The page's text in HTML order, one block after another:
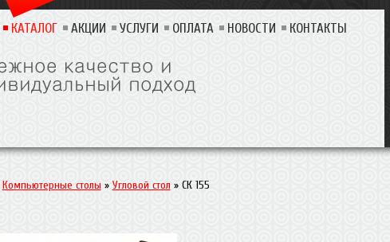
КАТАЛОГ АКЦИИ УСЛУГИ ОПЛАТА НОВОСТИ КОНТАКТЫ
Компьютерные столы » Угловой стол » СК 155